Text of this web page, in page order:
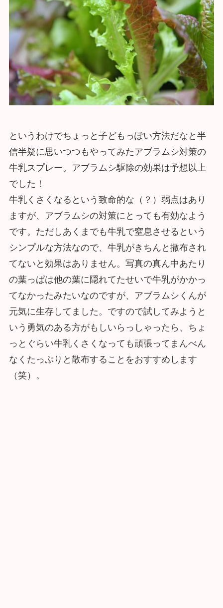
というわけでちょっと子どもっぽい方法だなと半
信半疑に思いつつもやってみたアブラムシ対策の
牛乳スプレー。アブラムシ駆除の効果は予想以上
でした！
牛乳くさくなるという致命的な（？）弱点はあり
ますが、アブラムシの対策にとっても有効なよう
です。ただしあくまでも牛乳で窒息させるという
シンプルな方法なので、牛乳がきちんと撒布され
てないと効果はありません。写真の真ん中あたり
の葉っぱは他の葉に隠れてたせいで牛乳がかかっ
てなかったみたいなのですが、アブラムシくんが
元気に生存してました。ですので試してみようと
いう勇気のある方がもしいらっしゃったら、ちょ
っとぐらい牛乳くさくなっても頑張ってまんべん
なくたっぷりと散布することをおすすめします
（笑）。